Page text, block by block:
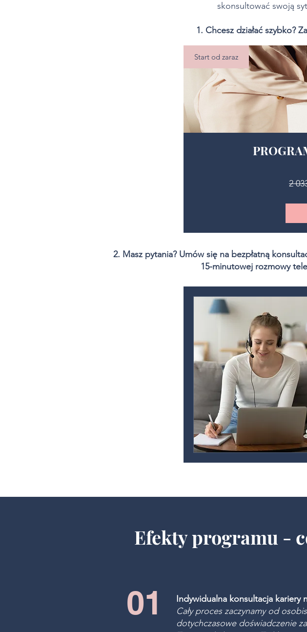
skonsultować swoją
1. Chcesz działać szybko?
Start od zaraz
2
​2. Masz pytania? Umów się na bezpłatną
15-minutowej rozmowy
Efekty programu -
01
Indywidualna konsultacja kariery
Cały proces zaczynamy od
dotychczasowe doświadczenie